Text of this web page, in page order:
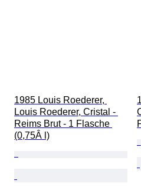
1985 Louis Roederer,
Louis Roederer, Cristal -
Reims Brut - 1 Flasche
(0,75Â l)